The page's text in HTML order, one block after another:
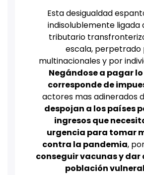
Esta desigualdad
indisolublemente ligada
tributario
escala, perpetrado
multinacionales y por
Negándose a pagar lo
corresponde de
actores mas adinerados
despojan a los países
ingresos que
urgencia para tomar
contra la pandemia,
conseguir vacunas y dar
población